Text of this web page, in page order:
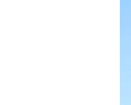
Farmacja: